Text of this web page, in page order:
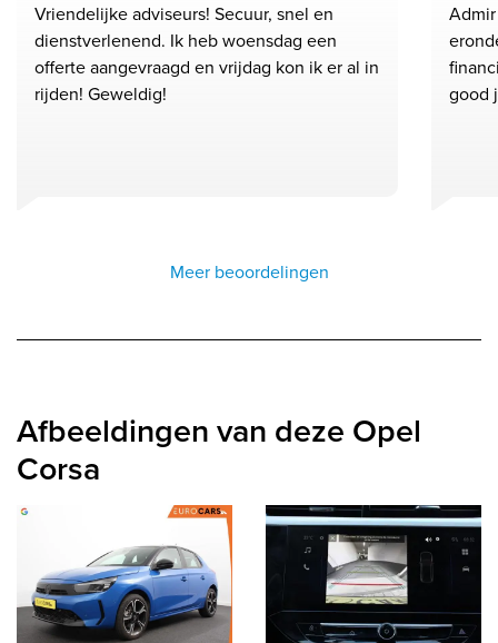
Vriendelijke adviseurs! Secuur, snel en
dienstverlenend. Ik heb woensdag een
offerte aangevraagd en vrijdag kon ik er al in
rijden! Geweldig!
good
Meer beoordelingen
Afbeeldingen van deze Opel
Corsa